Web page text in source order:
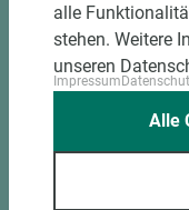
alle
stehen. Weitere
unseren
Impressum
Alle